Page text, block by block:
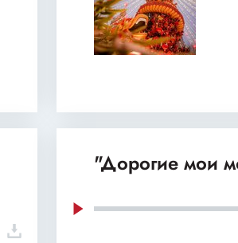
"Дорогие мои